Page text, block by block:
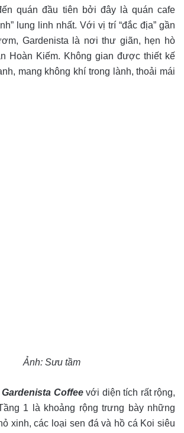
quán đầu tiên bởi đây là quán cafe
lung linh nhất. Với vị trí “đắc địa” gần
Gardenista là nơi thư giãn, hẹn hò
Hoàn Kiếm. Không gian được thiết kế
mang không khí trong lành, thoải mái
Ảnh: Sưu tầm
Coffeevới diện tích rất rộng,
1 là khoảng rộng trưng bày những
xinh, các loại sen đá và hồ cá Koi siêu